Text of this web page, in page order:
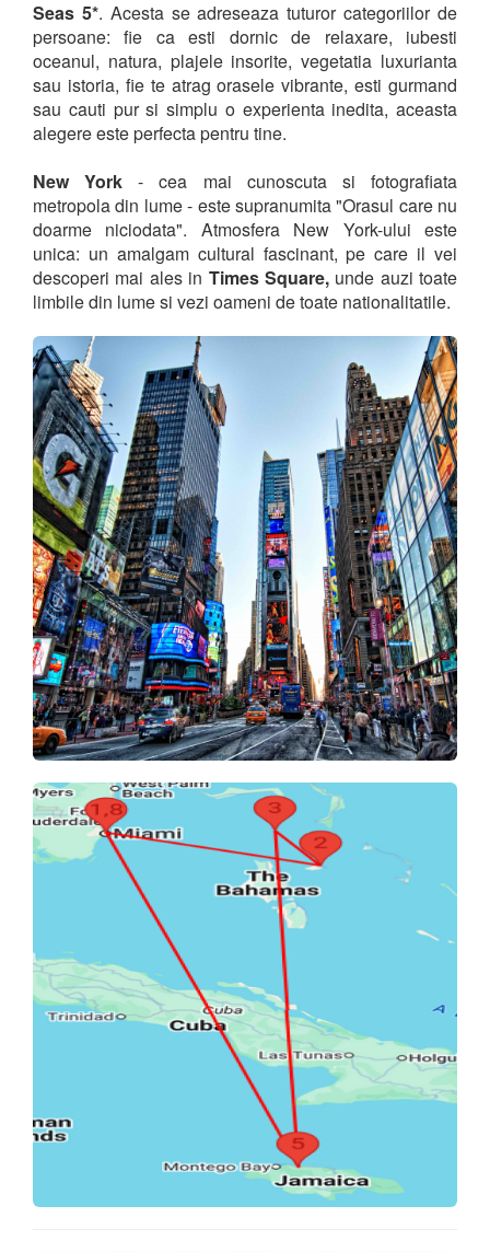
Seas 5*. Acesta se adreseaza tuturor categoriilor de
persoane: fie ca esti dornic de relaxare, iubesti
oceanul, natura, plajele insorite, vegetatia luxurianta
sau istoria, fie te atrag orasele vibrante, esti gurmand
sau cauti pur si simplu o experienta inedita, aceasta
alegere este perfecta pentru tine.
New York - cea mai cunoscuta si fotografiata
metropola din lume - este supranumita "Orasul care nu
doarme niciodata". Atmosfera New York-ului este
unica: un amalgam cultural fascinant, pe care il vei
descoperi mai ales in Times Square,unde auzi toate
limbile din lume si vezi oameni de toate nationalitatile.